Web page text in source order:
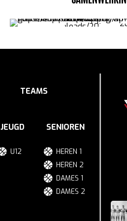
TEAMS
JEUGD
U12
SENIOREN
HEREN 1
HEREN 2
DAMES 1
DAMES 2